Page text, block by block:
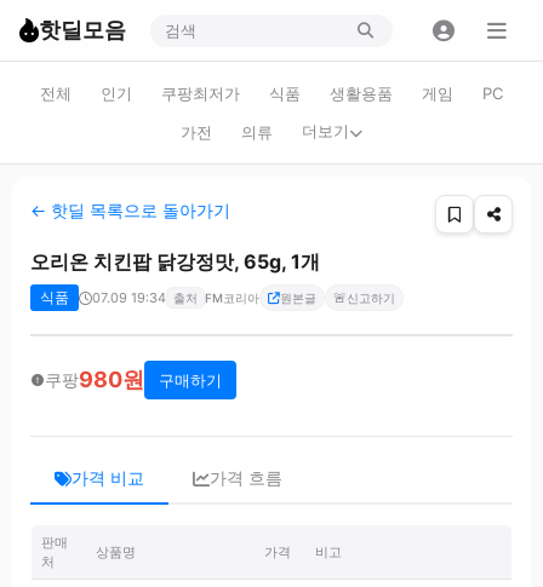
핫딜모음
전체 인기 쿠팡최저가 식품 생활용품 게임
PC
가전
의류 더보기
← 핫딜 목록으로 돌아가기
오리온 치킨팝 닭강정맛, 65g, 1개
식품 07.09 19:34 출처 FM코리아 원본글 🚨신고하기
쿠팡980원 구매하기
가격 비교 가격 흐름
판매
처
상품명 가격 비고